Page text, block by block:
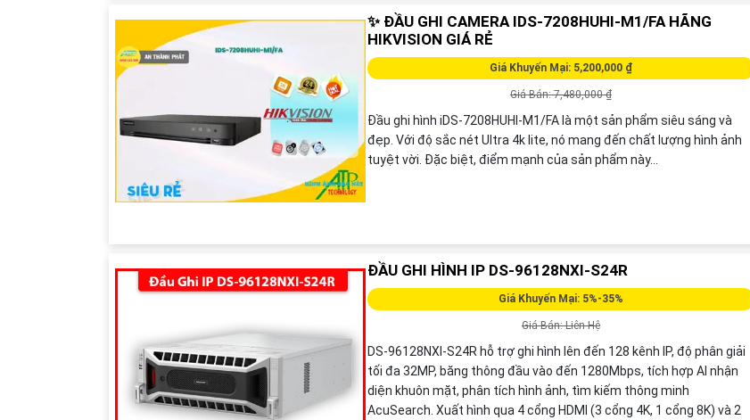
✨ ĐẦU GHI CAMERA IDS-7208HUHI-M1/FA HÃNG
HIKVISION GIÁ RẺ
Giá Khuyến Mại: 5,200,000 ₫
Giá Bán: 7,480,000 ₫
Đầu ghi hình iDS-7208HUHI-M1/FA là một sản phẩm siêu sáng và
đẹp. Với độ sắc nét Ultra 4k lite, nó mang đến chất lượng hình ảnh
tuyệt vời. Đặc biệt, điểm mạnh của sản phẩm này...
ĐẦU GHI HÌNH IP DS-96128NXI-S24R
Giá Khuyến Mại: 5%-35%
Giá Bán: Liên Hệ
DS-96128NXI-S24R hỗ trợ ghi hình lên đến 128 kênh IP, độ phân giải
tối đa 32MP, băng thông đầu vào đến 1280Mbps, tích hợp AI nhận
diện khuôn mặt, phân tích hình ảnh, tìm kiếm thông minh
AcuSearch. Xuất hình qua 4 cổng HDMI (3 cổng 4K, 1 cổng 8K) và 2